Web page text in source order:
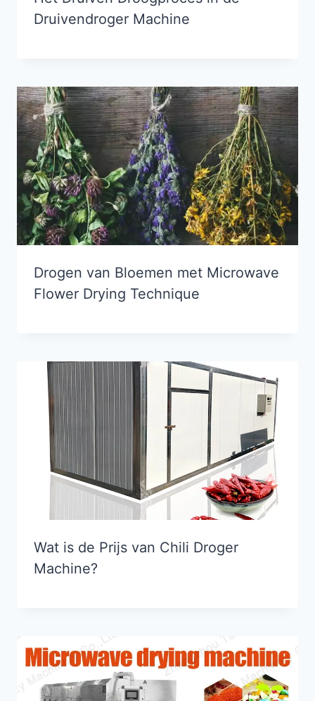
Druivendroger Machine
Drogen van Bloemen met Microwave
Flower Drying Technique
Wat is de Prijs van Chili Droger
Machine?